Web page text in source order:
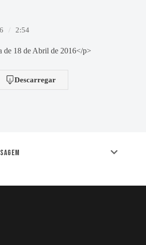
2:54
de 18 de Abril de 2016</p>
Descarregar